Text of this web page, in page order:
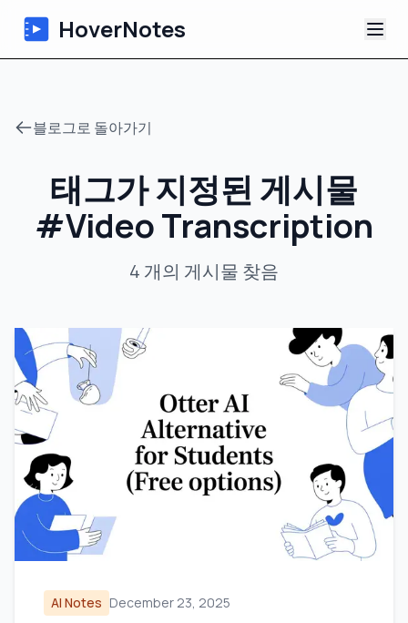
HoverNotes
AI 영상 노트
튜토리얼
소개
블로그로 돌아가기
태그가 지정된 게시물
#Video Transcription
4 개의 게시물 찾음
AI Notes December 23, 2025